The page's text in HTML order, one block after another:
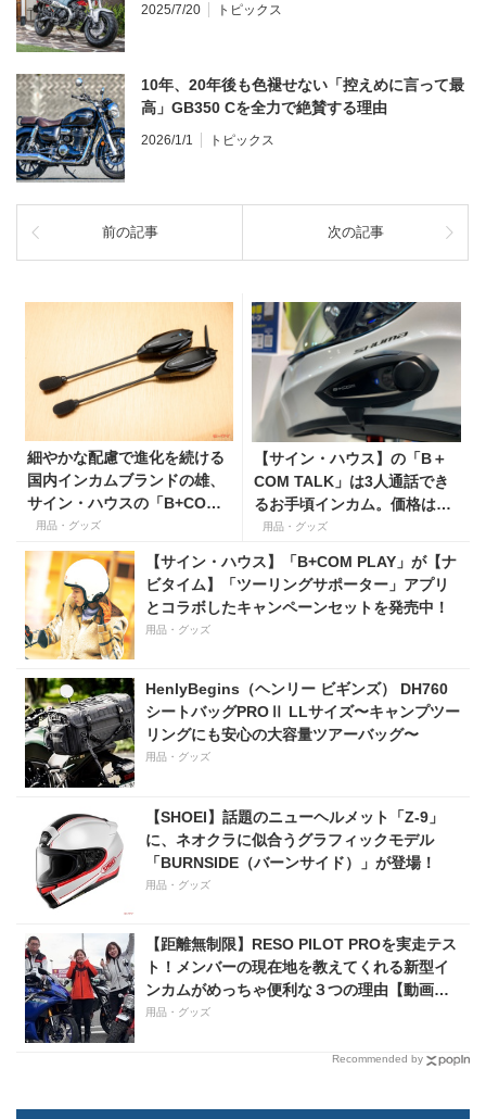
2025/7/20 トピックス
10年、20年後も色褪せない「控えめに言って最
高」GB350 Cを全力で絶賛する理由
2026/1/1 トピックス
前の記事 次の記事
細やかな配慮で進化を続ける
国内インカムブランドの雄、
サイン・ハウスの「B+COM
SB6XR」&「B+COM ONE」
を紹介！
用品・グッズ
【サイン・ハウス】の「B＋
COM TALK」は3人通話でき
るお手頃インカム。価格は2
万円台？
用品・グッズ
【サイン・ハウス】「B+COM PLAY」が【ナ
ビタイム】「ツーリングサポーター」アプリ
とコラボしたキャンペーンセットを発売中！
用品・グッズ
HenlyBegins（ヘンリー ビギンズ） DH760
シートバッグPROⅡ LLサイズ〜キャンプツー
リングにも安心の大容量ツアーバッグ〜
用品・グッズ
【SHOEI】話題のニューヘルメット「Z-9」
に、ネオクラに似合うグラフィックモデル
「BURNSIDE（バーンサイド）」が登場！
用品・グッズ
【距離無制限】RESO PILOT PROを実走テス
ト！メンバーの現在地を教えてくれる新型イ
ンカムがめっちゃ便利な３つの理由【動画付
き】
用品・グッズ
Recommended by